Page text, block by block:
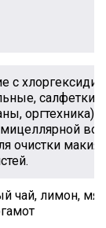
с
салфетки
оргтехника),
очистки
чай, лимон,